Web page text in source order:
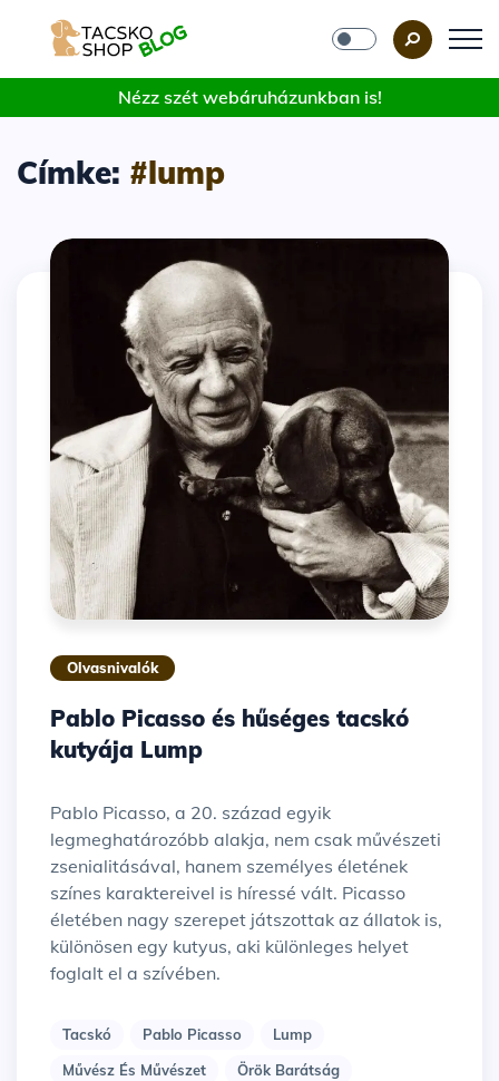
Nézz szét webáruházunkban is!
Címke: #lump
Olvasnivalók
Pablo Picasso és hűséges tacskó
kutyája Lump
Pablo Picasso, a 20. század egyik
legmeghatározóbb alakja, nem csak művészeti
zsenialitásával, hanem személyes életének
színes karaktereivel is híressé vált. Picasso
életében nagy szerepet játszottak az állatok is,
különösen egy kutyus, aki különleges helyet
foglalt el a szívében.
Tacskó Pablo Picasso
Lump
Művész És Művészet
Örök Barátság